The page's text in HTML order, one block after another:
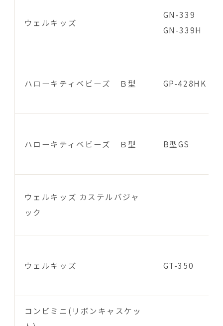
ウェルキッズ
GN-339
GN-339H
ハローキティベビーズ Ｂ型 GP-428HK
ハローキティベビーズ Ｂ型 B型GS
ウェルキッズ カステルバジャ
ック
ウェルキッズ GT-350
コンビミニ(リボンキャスケッ